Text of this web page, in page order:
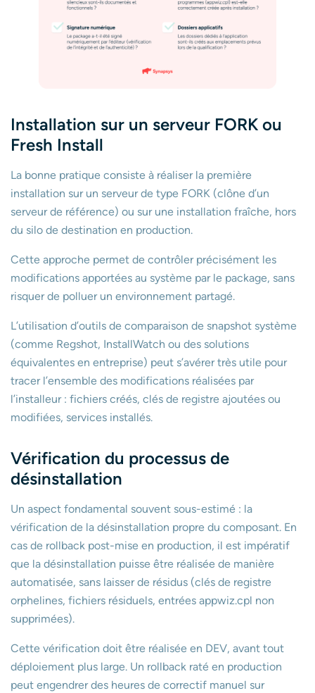
Installation sur un serveur FORK ou
Fresh Install
La bonne pratique consiste à réaliser la première
installation sur un serveur de type FORK (clône d’un
serveur de référence) ou sur une installation fraîche, hors
du silo de destination en production.
Cette approche permet de contrôler précisément les
modifications apportées au système par le package, sans
risquer de polluer un environnement partagé.
L’utilisation d’outils de comparaison de snapshot système
(comme Regshot, InstallWatch ou des solutions
équivalentes en entreprise) peut s’avérer très utile pour
tracer l’ensemble des modifications réalisées par
l’installeur : fichiers créés, clés de registre ajoutées ou
modifiées, services installés.
Vérification du processus de
désinstallation
Un aspect fondamental souvent sous-estimé : la
vérification de la désinstallation propre du composant. En
cas de rollback post-mise en production, il est impératif
que la désinstallation puisse être réalisée de manière
automatisée, sans laisser de résidus (clés de registre
orphelines, fichiers résiduels, entrées appwiz.cpl non
supprimées).
Cette vérification doit être réalisée en DEV, avant tout
déploiement plus large. Un rollback raté en production
peut engendrer des heures de correctif manuel sur